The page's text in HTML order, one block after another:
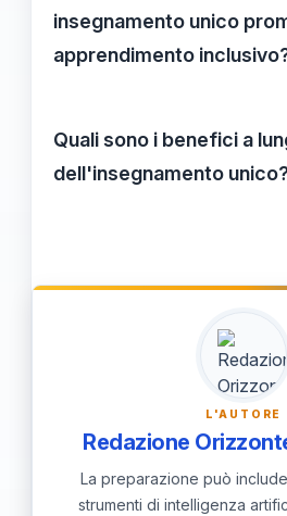
idee, strategie e best
migliorare
insegnamento unico
apprendimento
individuali degli studenti,
ambiente in cui ciascuno
Quali sono i benefici a
dell'insegnamento
affrontare sfide future,
al loro successo personale
L'AUTORE
Redazione
La preparazione può
strumenti di intelligenza